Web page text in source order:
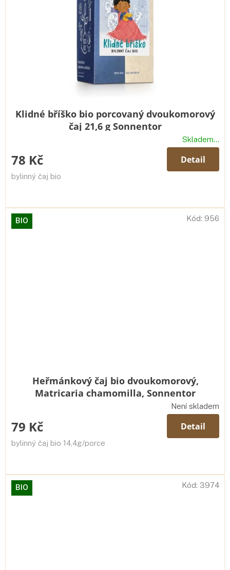
Klidné bříško bio porcovaný dvoukomorový
čaj 21,6 g Sonnentor
Skladem...
78 Kč Detail
bylinný čaj bio
BIO
Heřmánkový čaj bio dvoukomorový,
Matricaria chamomilla, Sonnentor
Není skladem
79 Kč Detail
bylinný čaj bio 14,4g/porce
Kód: 956
BIO Kód: 3974